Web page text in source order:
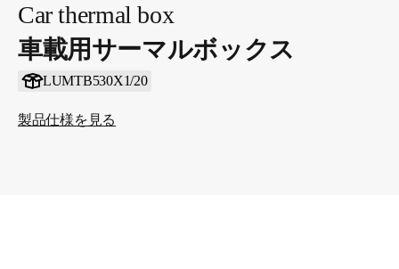
Car thermal box
車載用サーマルボックス
LUMTB530X1/20
製品仕様を見る